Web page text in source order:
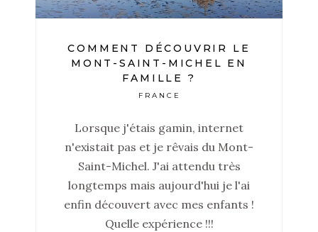
COMMENT DÉCOUVRIR LE
MONT-SAINT-MICHEL EN
FAMILLE ?
FRANCE
Lorsque j'étais gamin, internet
n'existait pas et je rêvais du Mont-
Saint-Michel. J'ai attendu très
longtemps mais aujourd'hui je l'ai
enfin découvert avec mes enfants !
Quelle expérience !!!